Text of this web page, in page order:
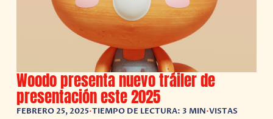
Woodo presenta nuevo tráiler de
presentación este 2025
FEBRERO 25, 2025•TIEMPO DE LECTURA: 3 MIN•VISTAS